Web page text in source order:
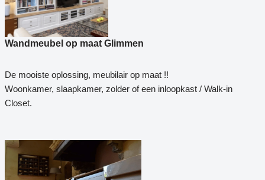
Wandmeubel op maat Glimmen
De mooiste oplossing, meubilair op maat !!
Woonkamer, slaapkamer, zolder of een inloopkast / Walk-in
Closet.